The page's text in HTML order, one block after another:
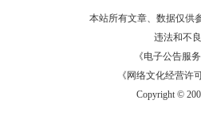
本站所有文章、数据仅供
违法和不
《电子公告服务
《网络文化经营许
Copyright ©